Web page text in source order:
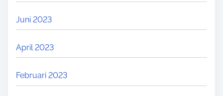
Juni 2023
April 2023
Februari 2023